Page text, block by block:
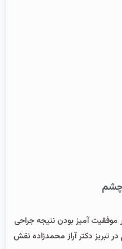
چشم
آمیز بودن نتیجه جراحی
دکتر آراز محمدزاده نقش